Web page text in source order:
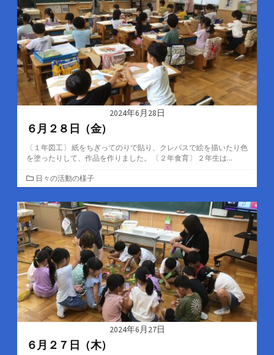
ー
2024年6月28日
６月２８日（金）
〔１年図工〕 紙をちぎってのりで貼り、クレパスで絵を描いたり色
を塗ったりして、作品を作りました。 〔２年食育〕 ２年生は...
カ
テ
ゴ
リ
ー
日々の活動の様子
2024年6月27日
６月２７日（木）